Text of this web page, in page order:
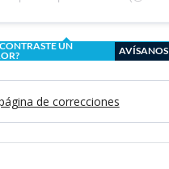
UN
AVÍSANOS
de correcciones